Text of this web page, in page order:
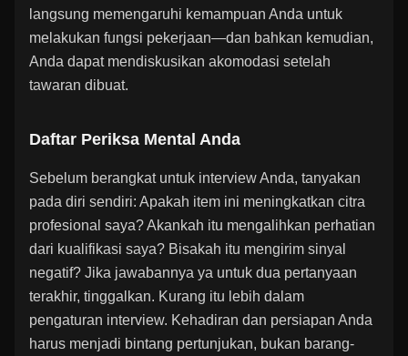
langsung memengaruhi kemampuan Anda untuk
melakukan fungsi pekerjaan—dan bahkan kemudian,
Anda dapat mendiskusikan akomodasi setelah
tawaran dibuat.
Daftar Periksa Mental Anda
Sebelum berangkat untuk interview Anda, tanyakan
pada diri sendiri: Apakah item ini meningkatkan citra
profesional saya? Akankah itu mengalihkan perhatian
dari kualifikasi saya? Bisakah itu mengirim sinyal
negatif? Jika jawabannya ya untuk dua pertanyaan
terakhir, tinggalkan. Kurang itu lebih dalam
pengaturan interview. Kehadiran dan persiapan Anda
harus menjadi bintang pertunjukan, bukan barang-